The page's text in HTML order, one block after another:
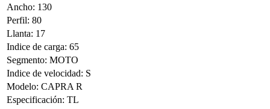
Ancho: 130
Perfil: 80
Llanta: 17
Indice de carga: 65
Segmento: MOTO
Indice de velocidad: S
Modelo: CAPRA R
Especificación: TL